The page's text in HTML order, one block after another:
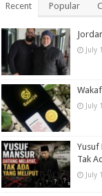
Recent Popular
July
July
Yusuf
Tak
July